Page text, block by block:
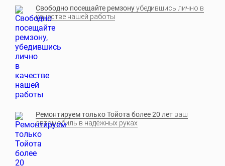
Свободно посещайте ремзонуубедившись лично в
качестве нашей работы
Ремонтируем только Тойота более 20 лет ваш
автомобиль в надёжных руках